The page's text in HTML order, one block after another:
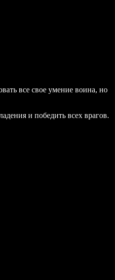
все свое умение воина, но
и победить всех врагов.